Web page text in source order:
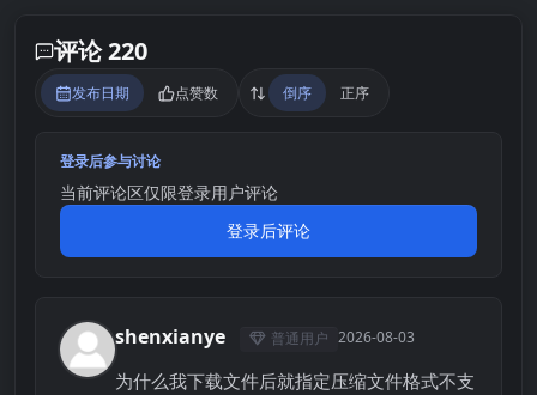
评论 220
发布日期 点赞数 倒序 正序
登录后参与讨论
当前评论区仅限登录用户评论
登录后评论
S shenxianye 普通用户 2026-08-03
为什么我下载文件后就指定压缩文件格式不支